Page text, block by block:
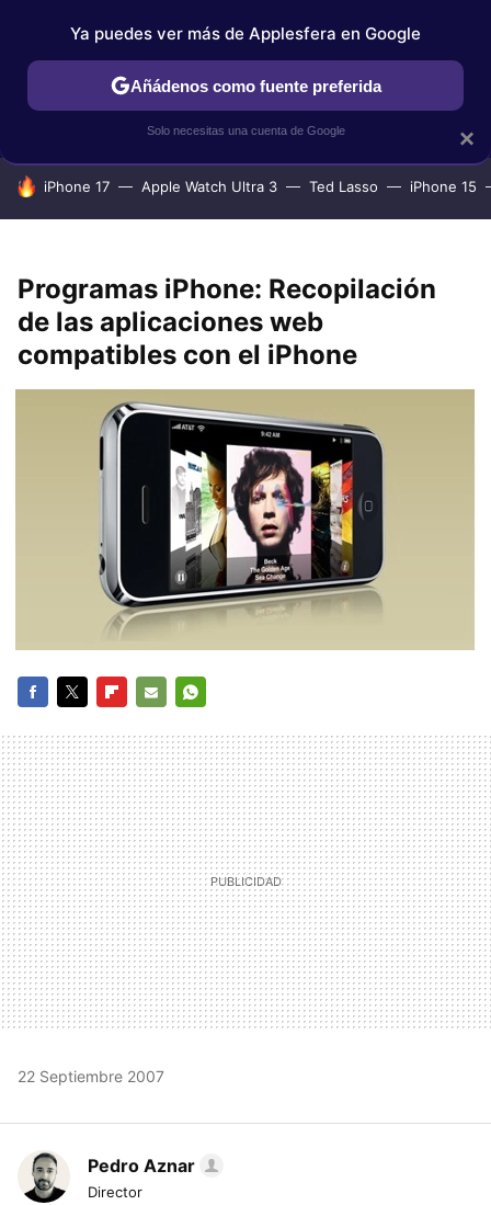
IPHONE TUTORIALES APPLESFERA SELECCIÓN
HOY SE HABLA DE
iPhone 17 Apple Watch Ultra 3 Ted Lasso iPhone 15
Programas iPhone: Recopilación
de las aplicaciones web
compatibles con el iPhone
MAIL
22 Septiembre 2007
Pedro Aznar
Director
×
Ya puedes ver más de Applesfera en Google
Añádenos como fuente preferida
Solo necesitas una cuenta de Google